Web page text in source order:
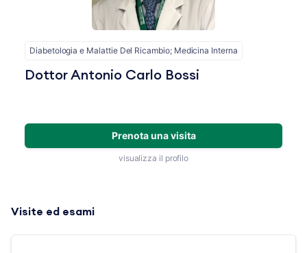
Diabetologia e Malattie Del Ricambio; Medicina Interna
Dottor Antonio Carlo Bossi
Prenota una visita
visualizza il profilo
Visite ed esami